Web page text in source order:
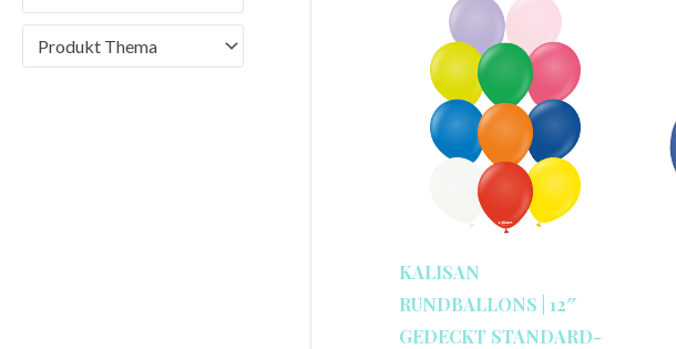
Produkt Thema
KALISAN
RUNDBALLONS | 12″
GEDECKT STANDARD-